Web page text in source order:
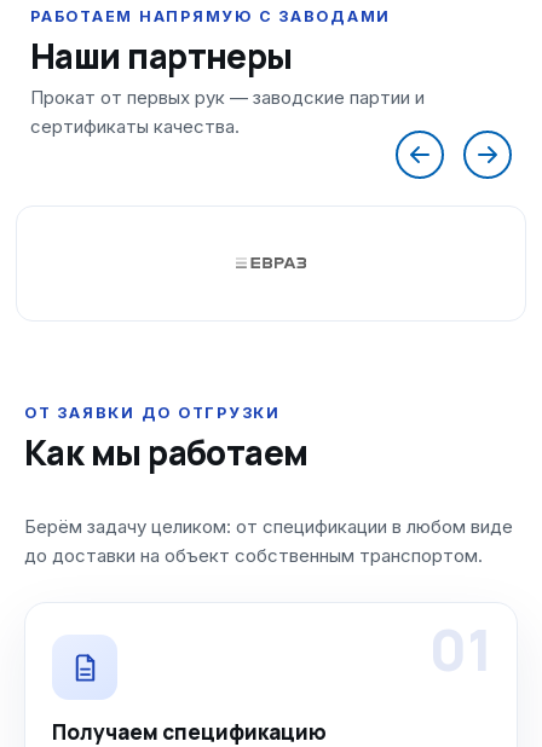
Наши партнеры
ОТ ЗАЯВКИ ДО ОТГРУЗКИ
Как мы работаем
Берём задачу целиком: от спецификации в любом виде
до доставки на объект собственным транспортом.
01
Получаем спецификацию